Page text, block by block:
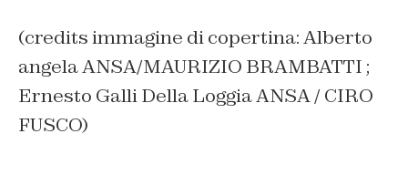
(credits immagine di copertina: Alberto
angela ANSA/MAURIZIO BRAMBATTI ;
Ernesto Galli Della Loggia ANSA / CIRO
FUSCO)